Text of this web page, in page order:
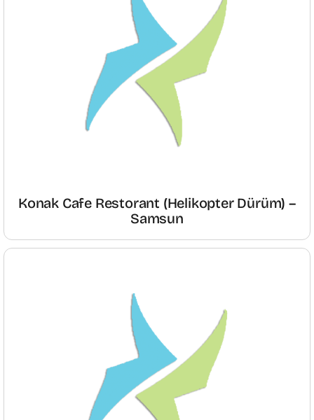
Konak Cafe Restorant (Helikopter Dürüm) –
Samsun